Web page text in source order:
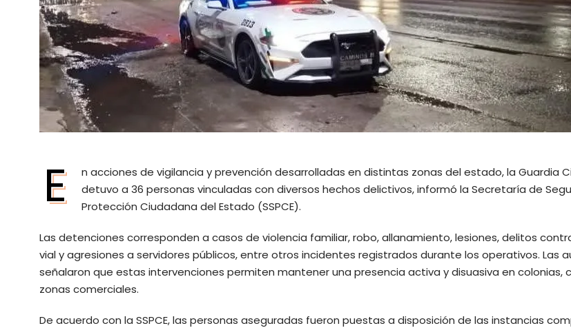
E
n acciones de vigilancia y prevención desarrolladas en distintas zonas del estado, la Guardia
detuvo a 36 personas vinculadas con diversos hechos delictivos, informó la Secretaría de
Protección Ciudadana del Estado (SSPCE).
Las detenciones corresponden a casos de violencia familiar, robo, allanamiento, lesiones, delitos
vial y agresiones a servidores públicos, entre otros incidentes registrados durante los operativos. Las
señalaron que estas intervenciones permiten mantener una presencia activa y disuasiva en colonias,
zonas comerciales.
De acuerdo con la SSPCE, las personas aseguradas fueron puestas a disposición de las instancias